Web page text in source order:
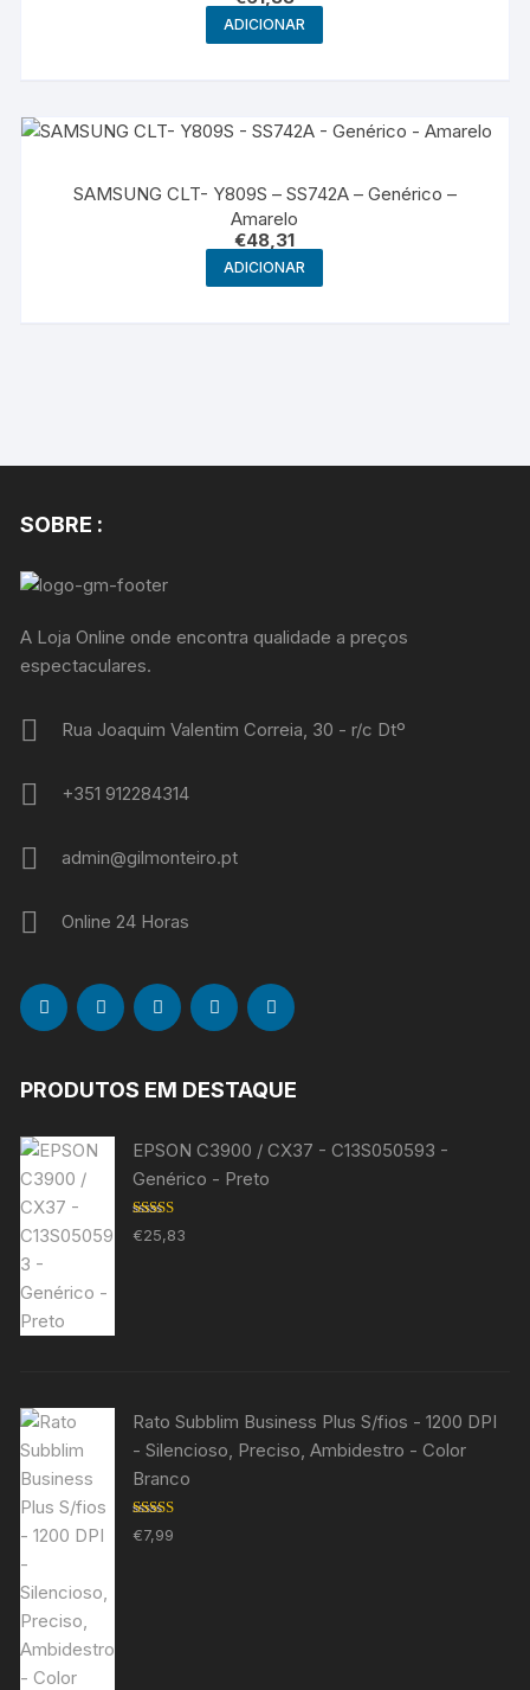
ADICIONAR
SAMSUNG CLT- Y809S – SS742A – Genérico –
Amarelo
€48,31
ADICIONAR
SOBRE :
A Loja Online onde encontra qualidade a preços
espectaculares.
Rua Joaquim Valentim Correia, 30 - r/c Dtº
+351 912284314
admin@gilmonteiro.pt
Online 24 Horas
PRODUTOS EM DESTAQUE
EPSON C3900 / CX37 - C13S050593 -
Genérico - Preto
Avaliação
5.00de 5
€25,83
Rato Subblim Business Plus S/fios - 1200 DPI
- Silencioso, Preciso, Ambidestro - Color
Branco
Avaliação
5.00de 5
€7,99